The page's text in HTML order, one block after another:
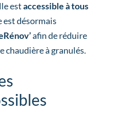
estaccessible à tous
est désormais
afin de réduire
chaudière à granulés.